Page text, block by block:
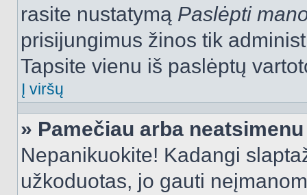
rasite nustatymą Paslėpti
prisijungimus žinos tik
Tapsite vienu iš paslėptų
Į viršų
» Pamečiau arba
Nepanikuokite! Kadangi
užkoduotas, jo gauti